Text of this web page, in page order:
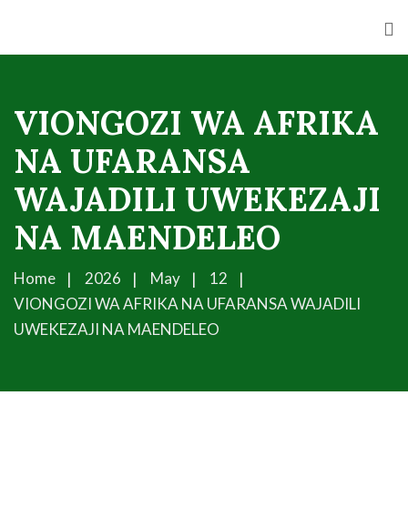
VIONGOZI WA AFRIKA
NA UFARANSA
WAJADILI UWEKEZAJI
NA MAENDELEO
Home 2026 May
12
VIONGOZI WA AFRIKA NA UFARANSA WAJADILI
UWEKEZAJI NA MAENDELEO